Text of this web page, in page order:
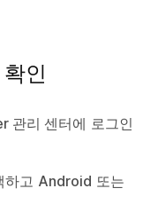
인
관리 센터에 로그인
하고 Android 또는